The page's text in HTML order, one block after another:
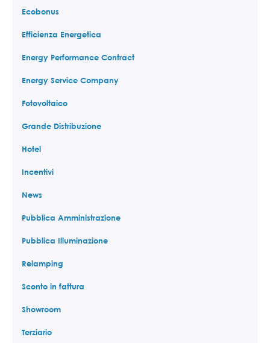
Ecobonus
Efficienza Energetica
Energy Performance Contract
Energy Service Company
Fotovoltaico
Grande Distribuzione
Hotel
Incentivi
News
Pubblica Amministrazione
Pubblica Illuminazione
Relamping
Sconto in fattura
Showroom
Terziario